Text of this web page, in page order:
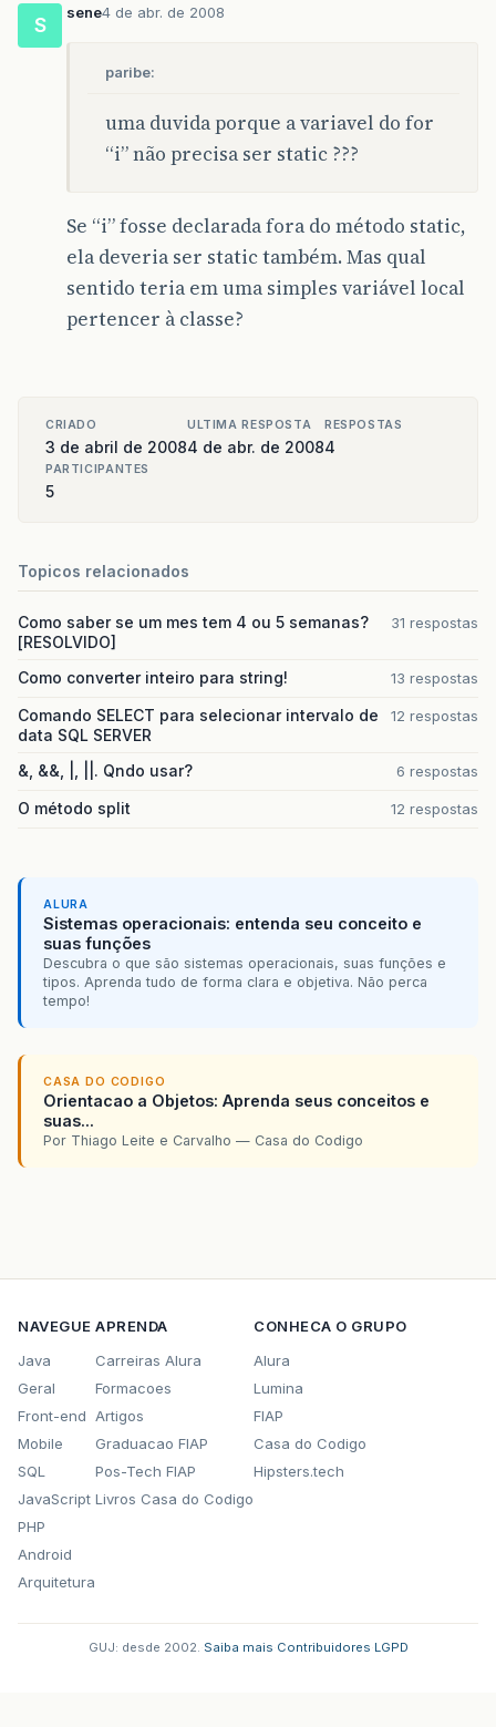
S
sene4 de abr. de 2008
paribe:
uma duvida porque a variavel do for
“i” não precisa ser static ???
Se “i” fosse declarada fora do método static,
ela deveria ser static também. Mas qual
sentido teria em uma simples variável local
pertencer à classe?
CRIADO
3 de abril de 2008
ULTIMA RESPOSTA
4 de abr. de 2008
RESPOSTAS
4
PARTICIPANTES
5
Topicos relacionados
Como saber se um mes tem 4 ou 5 semanas?
[RESOLVIDO]
31 respostas
Como converter inteiro para string! 13 respostas
Comando SELECT para selecionar intervalo de
data SQL SERVER
12 respostas
&, &&, |, ||. Qndo usar? 6 respostas
O método split 12 respostas
ALURA
Sistemas operacionais: entenda seu conceito e
suas funções
Descubra o que são sistemas operacionais, suas funções e
tipos. Aprenda tudo de forma clara e objetiva. Não perca
tempo!
CASA DO CODIGO
Orientacao a Objetos: Aprenda seus conceitos e
suas...
Por Thiago Leite e Carvalho — Casa do Codigo
NAVEGUE
Java
Geral
Front-end
Mobile
SQL
JavaScript
PHP
Android
Arquitetura
APRENDA
Carreiras Alura
Formacoes
Artigos
Graduacao FIAP
Pos-Tech FIAP
Livros Casa do Codigo
CONHECA O GRUPO
Alura
Lumina
FIAP
Casa do Codigo
Hipsters.tech
GUJ: desde 2002. Saiba mais Contribuidores LGPD